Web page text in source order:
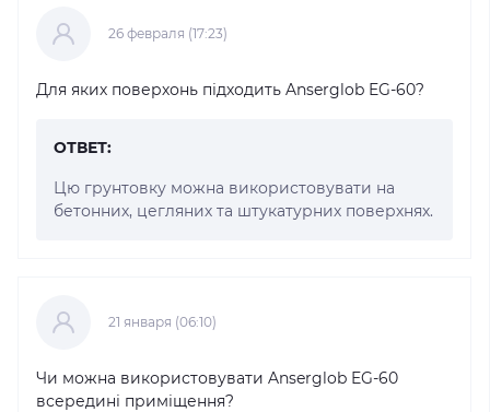
26 февраля (17:23)
Для яких поверхонь підходить Anserglob EG-60?
ОТВЕТ:
Цю грунтовку можна використовувати на
бетонних, цегляних та штукатурних поверхнях.
21 января (06:10)
Чи можна використовувати Anserglob EG-60
всередині приміщення?